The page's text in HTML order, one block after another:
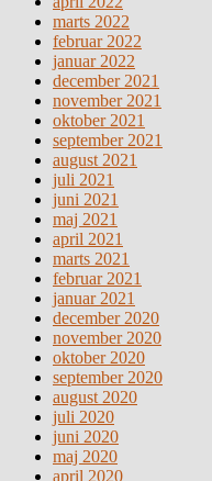
marts 2022
februar 2022
januar 2022
december 2021
november 2021
oktober 2021
september 2021
august 2021
juli 2021
juni 2021
maj 2021
april 2021
marts 2021
februar 2021
januar 2021
december 2020
november 2020
oktober 2020
september 2020
august 2020
juli 2020
juni 2020
maj 2020
april 2020